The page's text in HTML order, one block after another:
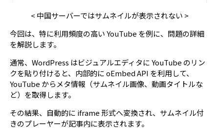
< 中国サーバーではサムネイルが表示されない >
今回は、特に利用頻度の高い YouTube を例に、問題の詳細
を解説します。
通常、WordPress はビジュアルエディタに YouTube のリン
クを貼り付けると、内部的に oEmbed API を利用して、
YouTube からメタ情報（サムネイル画像、動画タイトルな
ど）を取得します。
その結果、自動的に iframe 形式へ変換され、サムネイル付
きのプレーヤーが記事内に表示されます。